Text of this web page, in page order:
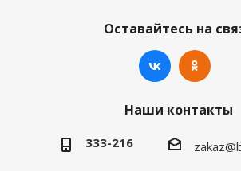
Оставайтесь на
Наши контакты
333-216